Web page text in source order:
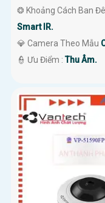
❂ Khoảng Cách Ban
Smart IR.
💎 Camera Theo Mẫu
️👮 Ưu Điểm :Thu Âm.